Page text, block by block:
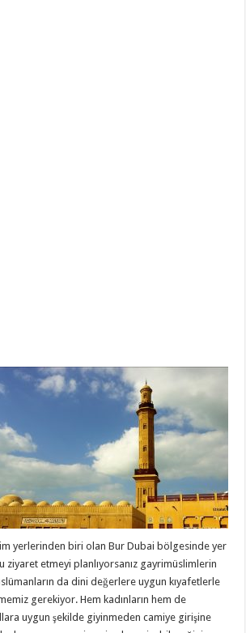
yerlerinden biri olan Bur Dubai bölgesinde yer
ziyaret etmeyi planlıyorsanız gayrimüslimlerin
da dini değerlere uygun kıyafetlerle
gerekiyor. Hem kadınların hem de
uygun şekilde giyinmeden camiye girişine